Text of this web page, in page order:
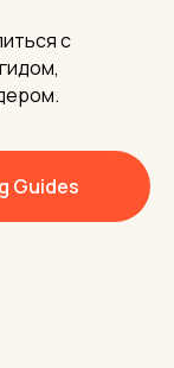
с
Guides